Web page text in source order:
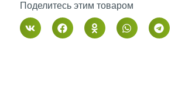
Поделитесь этим товаром